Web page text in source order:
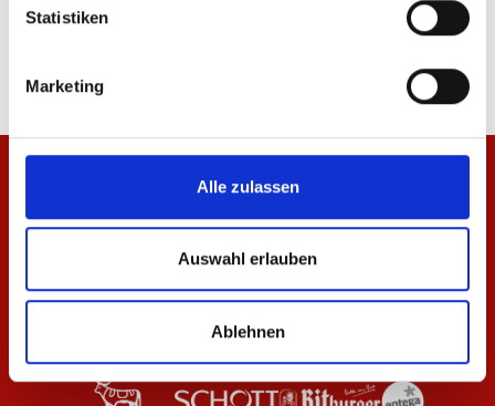
Statistiken
Marketing
Alle zulassen
Auswahl erlauben
Ablehnen